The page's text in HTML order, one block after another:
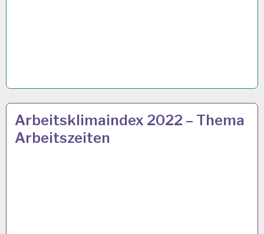
50PLUS…
Arbeitsklimaindex 2022 – Thema
Arbeitszeiten
24 JUNI 2022